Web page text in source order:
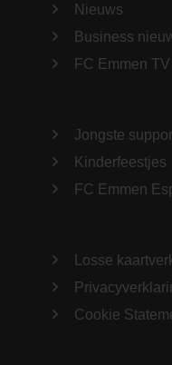
Nieuws
Business
FC Emmen TV
Jongste
Kinderfeestjes
FC Emmen
Losse
Cookie